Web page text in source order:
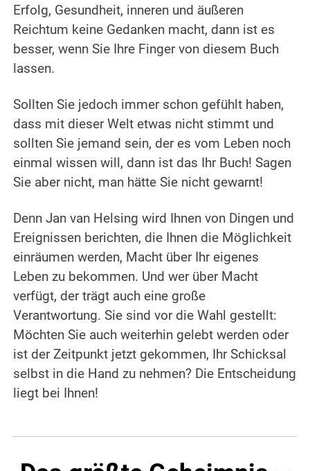
Erfolg, Gesundheit, inneren und äußeren
Reichtum keine Gedanken macht, dann ist es
besser, wenn Sie Ihre Finger von diesem Buch
lassen.
Sollten Sie jedoch immer schon gefühlt haben,
dass mit dieser Welt etwas nicht stimmt und
sollten Sie jemand sein, der es vom Leben noch
einmal wissen will, dann ist das Ihr Buch! Sagen
Sie aber nicht, man hätte Sie nicht gewarnt!
Denn Jan van Helsing wird Ihnen von Dingen und
Ereignissen berichten, die Ihnen die Möglichkeit
einräumen werden, Macht über Ihr eigenes
Leben zu bekommen. Und wer über Macht
verfügt, der trägt auch eine große
Verantwortung. Sie sind vor die Wahl gestellt:
Möchten Sie auch weiterhin gelebt werden oder
ist der Zeitpunkt jetzt gekommen, Ihr Schicksal
selbst in die Hand zu nehmen? Die Entscheidung
liegt bei Ihnen!